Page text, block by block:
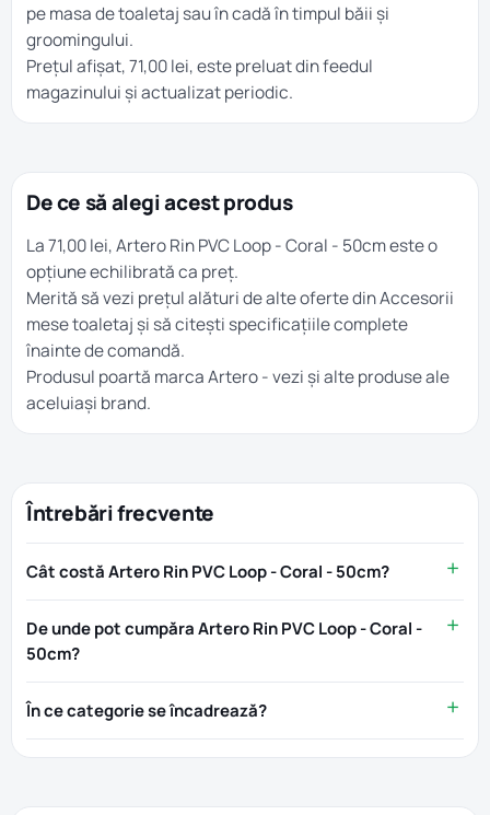
pe masa de toaletaj sau în cadă în timpul băii și
groomingului.
Prețul afișat, 71,00 lei, este preluat din feedul
magazinului și actualizat periodic.
De ce să alegi acest produs
La 71,00 lei, Artero Rin PVC Loop - Coral - 50cm este o
opțiune echilibrată ca preț.
Merită să vezi prețul alături de alte oferte dinAccesorii
mese toaletaj și să citești specificațiile complete
înainte de comandă.
Produsul poartă marcaArtero- vezi și alte produse ale
aceluiași brand.
Întrebări frecvente
Cât costă Artero Rin PVC Loop - Coral - 50cm?
De unde pot cumpăra Artero Rin PVC Loop - Coral -
50cm?
În ce categorie se încadrează?